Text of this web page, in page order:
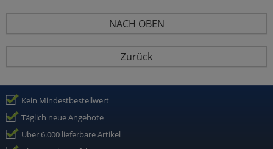
NACH OBEN
Zurück
Kein Mindestbestellwert
Täglich neue Angebote
Über 6.000 lieferbare Artikel